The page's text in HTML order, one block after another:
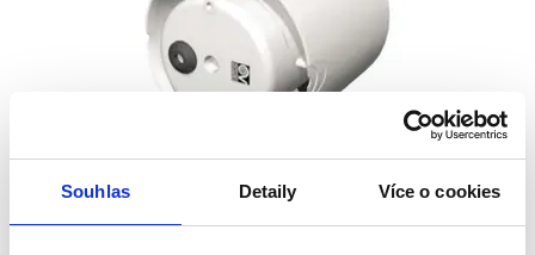
Souhlas Detaily Více o cookies
Ventilator PUNTO GHOST MG 150/6